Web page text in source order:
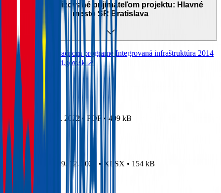
Aktivity realizované prijímateľom projektu: Hlavné
mesto SR Bratislava
Informácie o Operačnom programe Integrovaná infraštruktúra 2014
– 2020 - www.opii.gov.sk↗︎
CBA
CBA 09. 12. 2022 • PDF • 409 kB
Príloha č.1 09. 12. 2022 • XLSX • 154 kB